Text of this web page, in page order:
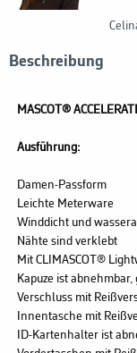
Beschreibung
MASCOT®
Ausführung:
Damen-Passform
Leichte Meterware
Winddicht und
Nähte sind verklebt
Mit CLIMASCOT®
Kapuze ist
Verschluss mit
Innentasche mit
ID-Kartenhalter ist